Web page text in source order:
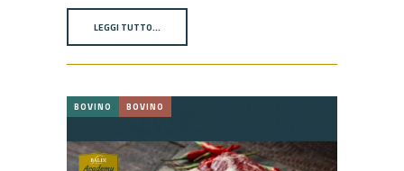
LEGGI TUTTO…
BOVINO BOVINO